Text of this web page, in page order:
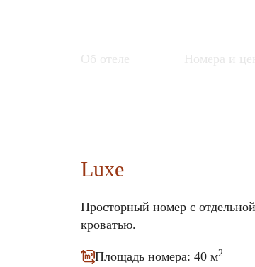
Об отеле
Номера и
Luxe
Просторный номер с
кроватью.
Площадь номера: 40 м2